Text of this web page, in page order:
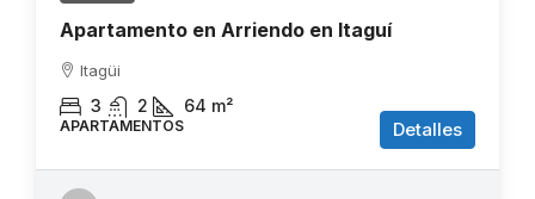
Apartamento en Arriendo en Itaguí
Itagüi
3 2 64 m²
APARTAMENTOS Detalles